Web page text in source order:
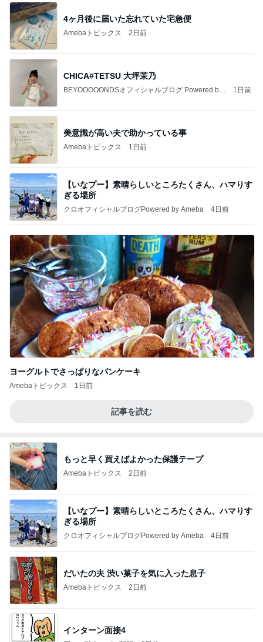
4ヶ月後に届いた忘れていた宅急便
Amebaトピックス 2日前
CHICA#TETSU 大坪茉乃
BEYOOOOONDSオフィシャルブログ Powered by
1日前
美意識が高い夫で助かっている事
Amebaトピックス 1日前
【いなプー】素晴らしいところたくさん、ハマりす
ぎる場所
クロオフィシャルブログPowered by Ameba 4日前
ヨーグルトでさっぱりなパンケーキ
Amebaトピックス 1日前
記事を読む
もっと早く買えばよかった保護テープ
Amebaトピックス 2日前
【いなプー】素晴らしいところたくさん、ハマりす
ぎる場所
クロオフィシャルブログPowered by Ameba 4日前
だいたの夫 渋い菓子を気に入った息子
Amebaトピックス 2日前
インターン面接4